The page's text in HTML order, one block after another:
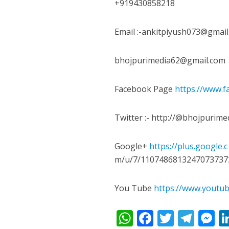
+919430858218
Email :-
bhojpurimedia62@gmail.com
Facebook Page https://
Twitter :- http://
Google+ https://plus.google.c
m/u/7/
You Tube https://
W F T T